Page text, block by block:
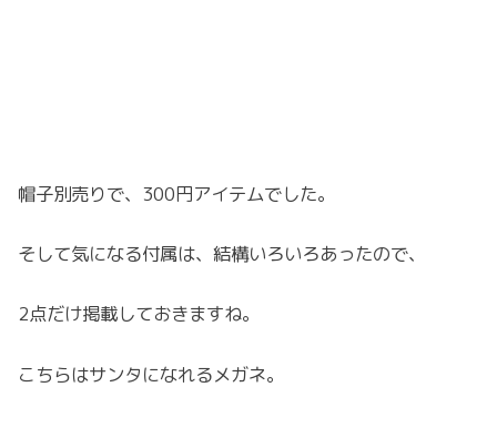
帽子別売りで、300円アイテムでした。
そして気になる付属は、結構いろいろあったので、
2点だけ掲載しておきますね。
こちらはサンタになれるメガネ。